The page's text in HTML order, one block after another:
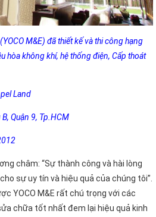
M&E) đã thiết kế và thi công hạng
hòa không khí, hệ thống điện, Cấp thoát
Land
Quận 9, Tp.HCM
châm: “Sự thành công và hài lòng
sự uy tín và hiệu quả của chúng tôi”.
YOCO M&E rất chú trọng với các
chữa tốt nhất đem lại hiệu quả kinh